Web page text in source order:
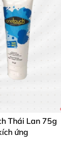
Thái Lan 75g
ứng